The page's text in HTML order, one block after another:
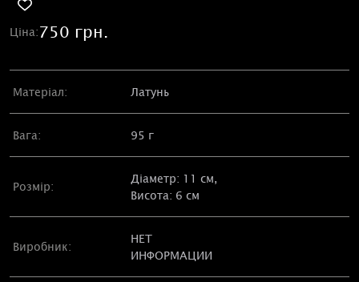
Ціна:750 грн.
Матеріал: Латунь
Вага: 95 г
Розмір:
Діаметр: 11 см,
Висота: 6 см
Виробник:
НЕТ
ИНФОРМАЦИИ